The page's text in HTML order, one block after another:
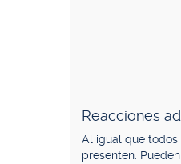
Reacciones
Al igual que todos
presenten.